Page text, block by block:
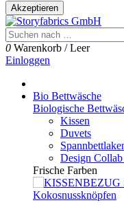
Akzeptieren
0 Warenkorb /Leer
Einloggen
Bio Bettwäsche
Biologische
Kissen
Duvets
Design
Frische Farben